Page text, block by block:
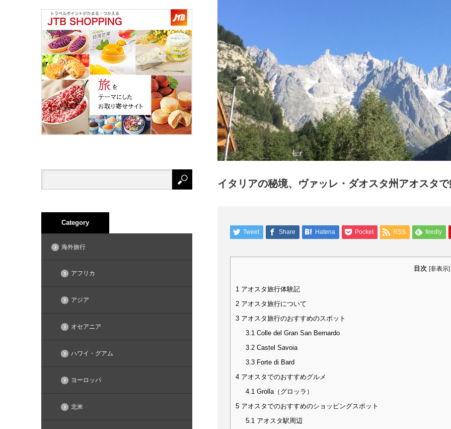
イタリアの秘境、ヴァッレ・ダオスタ州アオスタ
Tweet Share Hatena Pocket RSS feedly
目次 [非表示]
1 アオスタ旅行体験記
2 アオスタ旅行について
3 アオスタ旅行のおすすめのスポット
3.1Colle del Gran San Bernardo
3.2Castel Savoia
3.3Forte di Bard
4 アオスタでのおすすめグルメ
4.1Grolla（グロッラ）
5 アオスタでのおすすめのショッピングスポット
5.1アオスタ駅周辺
Category
海外旅行
アフリカ
アジア
オセアニア
ハワイ・グアム
ヨーロッパ
北米